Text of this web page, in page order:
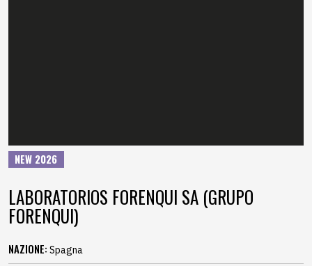
NEW 2026
LABORATORIOS FORENQUI SA (GRUPO
FORENQUI)
NAZIONE: Spagna